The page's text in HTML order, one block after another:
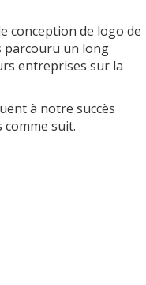
conception de logo de
parcouru un long
entreprises sur la
à notre succès
suit.